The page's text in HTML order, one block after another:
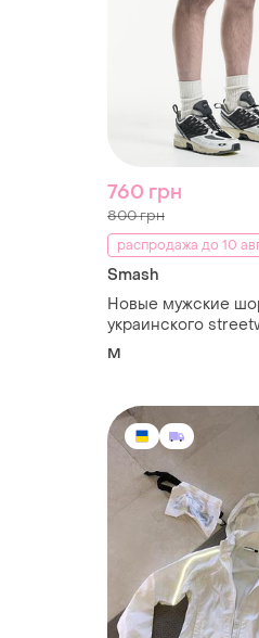
760 грн
800 грн
распродажа до 10
Smash
Новые мужские
украинского
бренда smash
M